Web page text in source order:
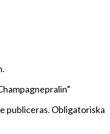
publiceras. Obligatoriska